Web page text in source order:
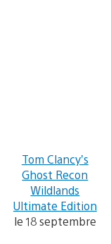
Tom Clancy’s
Ghost Recon
Wildlands
Ultimate Edition
le 18 septembre